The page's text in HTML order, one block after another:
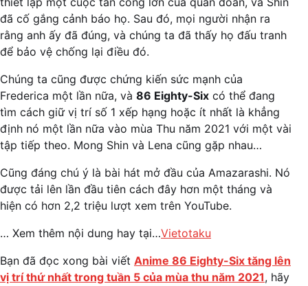
đã cố gắng cảnh báo họ. Sau đó, mọi người nhận ra
rằng anh ấy đã đúng, và chúng ta đã thấy họ đấu tranh
để bảo vệ chống lại điều đó.
Chúng ta cũng được chứng kiến sức mạnh của
Frederica một lần nữa, và 86 Eighty-Six có thể đang
tìm cách giữ vị trí số 1 xếp hạng hoặc ít nhất là khẳng
định nó một lần nữa vào mùa Thu năm 2021 với một vài
tập tiếp theo. Mong Shin và Lena cũng gặp nhau…
Cũng đáng chú ý là bài hát mở đầu của Amazarashi. Nó
được tải lên lần đầu tiên cách đây hơn một tháng và
hiện có hơn 2,2 triệu lượt xem trên YouTube.
… Xem thêm nội dung hay tại…Vietotaku
Bạn đã đọc xong bài viết Anime 86 Eighty-Six tăng lên
vị trí thứ nhất trong tuần 5 của mùa thu năm 2021, hãy